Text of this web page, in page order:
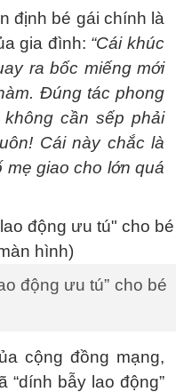
định bé gái chính là
gia đình: “Cái khúc
ra bốc miếng mới
Đúng tác phong
cần sếp phải
Cái này chắc là
mẹ giao cho lớn quá
động ưu tú” cho bé
cộng đồng mạng,
bẫy lao động”